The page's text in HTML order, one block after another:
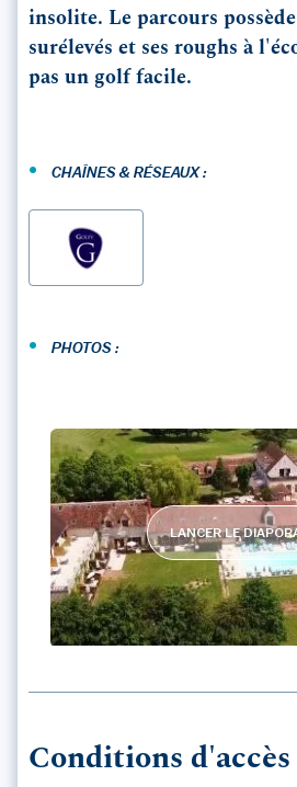
insolite. Le parcours possède
surélevés et ses roughs à
pas un golf facile.
• CHAÎNES & RÉSEAUX :
• PHOTOS :
LANCER LE
Conditions d'accès